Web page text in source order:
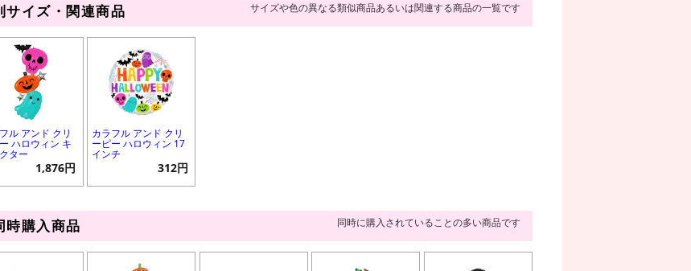
サイズ・関連商品 サイズや色の異なる類似商品あるいは関連する商品の一覧です
ル アンド クリ
ハロウィン キ
ター
1,876円
カラフル アンド クリ
ーピー ハロウィン 17
インチ
312円
時購入商品 同時に購入されていることの多い商品です